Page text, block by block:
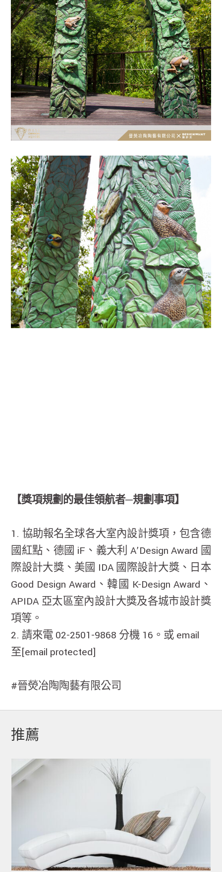
【獎項規劃的最佳領航者─規劃事項】
1. 協助報名全球各大室內設計獎項，包含德
國紅點、德國 iF、義大利 A’Design Award 國
際設計大獎、美國 IDA 國際設計大獎、日本
Good Design Award、韓國 K-Design Award、
APIDA 亞太區室內設計大獎及各城市設計獎
項等。
2. 請來電 02-2501-9868 分機 16。或 email
至[email protected]
#晉熒冶陶陶藝有限公司
推薦